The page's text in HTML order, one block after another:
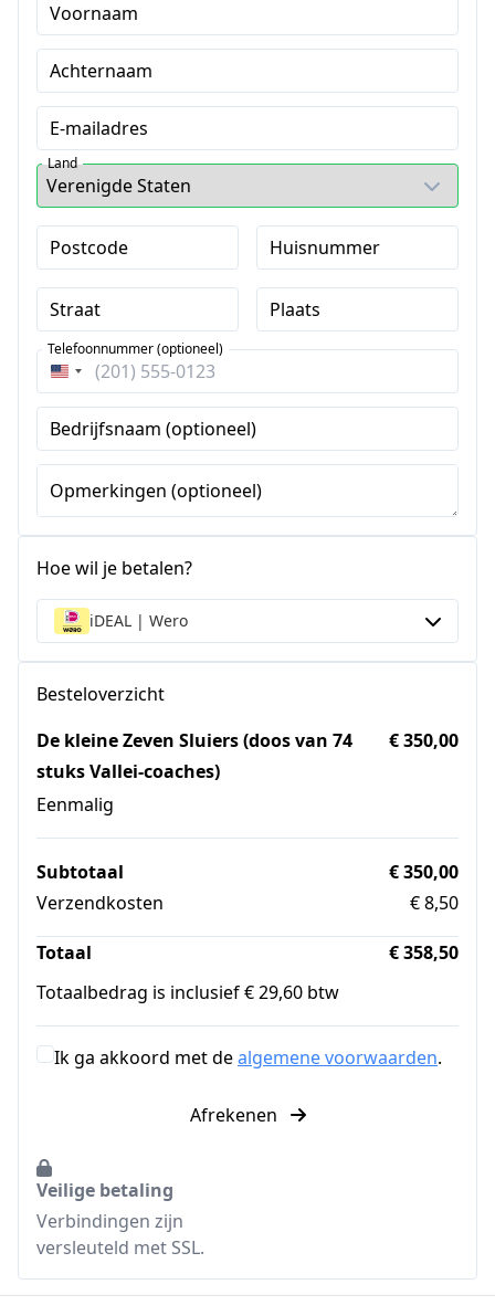
Voornaam
Achternaam
E-mailadres
Land
Postcode Huisnummer
Straat Plaats
Verenigde
Staten
+1
Telefoonnummer (optioneel)
Bedrijfsnaam (optioneel)
Opmerkingen (optioneel)
Hoe wil je betalen?
iDEAL | Wero
Besteloverzicht
De kleine Zeven Sluiers (doos van 74
stuks Vallei-coaches)
Eenmalig
€ 350,00
Subtotaal
€ 350,00
Verzendkosten
€ 8,50
Totaal
€ 358,50
Totaalbedrag is inclusief € 29,60 btw
Ik ga akkoord met dealgemene voorwaarden.
Afrekenen
Veilige betaling
Verbindingen zijn
versleuteld met SSL.